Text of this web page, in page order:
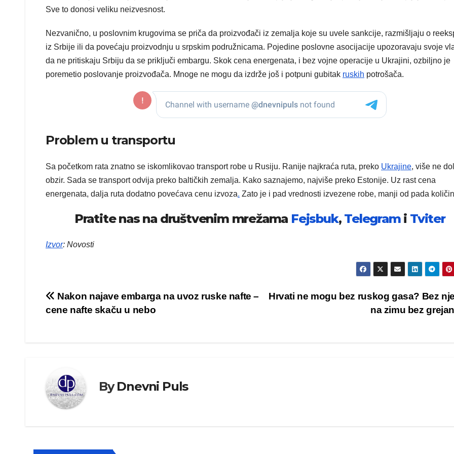
Sve to donosi veliku neizvesnost.
Nezvanično, u poslovnim krugovima se priča da proizvođači iz zemalja koje su uvele sankcije, razmišljaju o
iz Srbije ili da povećaju proizvodnju u srpskim podružnicama. Pojedine poslovne asocijacije upozoravaju svoje
da ne pritiskaju Srbiju da se priključi embargu. Skok cena energenata, i bez vojne operacije u Ukrajini, ozbiljno je
poremetio poslovanje proizvođača. Mnoge ne mogu da izdrže još i potpuni gubitak ruskih potrošača.
Problem u transportu
Sa početkom rata znatno se iskomlikovao transport robe u Rusiju. Ranije najkraća ruta, preko Ukrajine, više ne
obzir. Sada se transport odvija preko baltičkih zemalja. Kako saznajemo, najviše preko Estonije. Uz rast cena
energenata, dalja ruta dodatno povećava cenu izvoza. Zato je i pad vrednosti izvezene robe, manji od pada
Pratite nas na društvenim mrežama Fejsbuk, Telegrami Tviter
Izvor: Novosti
Kretanje
Hrvati ne mogu bez ruskog gasa? Bez
na zimu bez
Nakon najave embarga na uvoz ruske nafte –
cene nafte skaču u nebo
ByDnevni Puls